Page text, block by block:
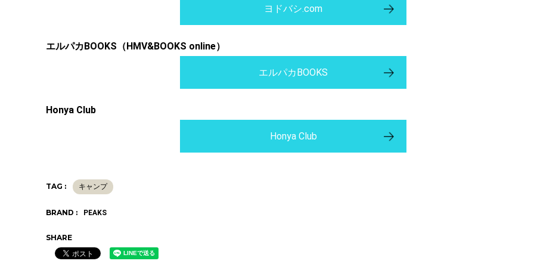
ヨドバシ.com
エルパカBOOKS（HMV&BOOKS online）
エルパカBOOKS
Honya Club
Honya Club
TAG : キャンプ
BRAND : PEAKS
SHARE